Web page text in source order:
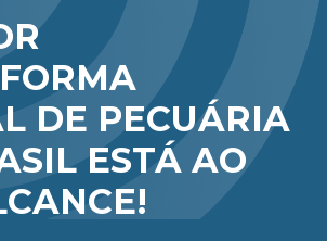
DE PECUÁRIA
ESTÁ AO